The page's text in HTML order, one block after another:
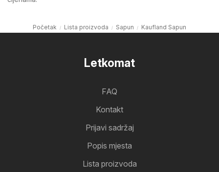
Početak Lista proizvoda Sapun Kaufland Sapun
Letkomat
FAQ
Kontakt
Prijavi sadržaj
Popis mjesta
Lista proizvoda